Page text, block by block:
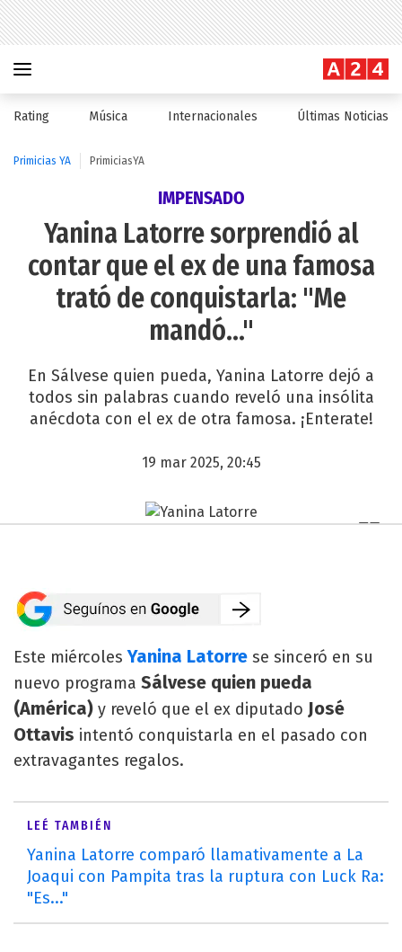
Rating Música Internacionales Últimas Noticias
Primicias YA PrimiciasYA
IMPENSADO
Yanina Latorre sorprendió al
contar que el ex de una famosa
trató de conquistarla: "Me
mandó..."
En Sálvese quien pueda, Yanina Latorre dejó a
todos sin palabras cuando reveló una insólita
anécdota con el ex de otra famosa. ¡Enterate!
19 mar 2025, 20:45
Este miércolesYanina Latorre se sinceró en su
nuevo programa Sálvese quien pueda
(América) y reveló que el ex diputado José
Ottavis intentó conquistarla en el pasado con
extravagantes regalos.
LEÉ TAMBIÉN
Yanina Latorre comparó llamativamente a La
Joaqui con Pampita tras la ruptura con Luck Ra:
"Es..."